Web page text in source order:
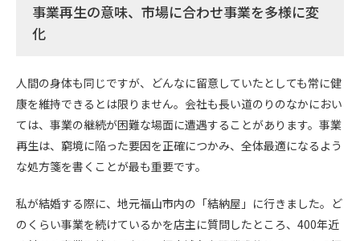
事業再生の意味、市場に合わせ事業を多様に変
化
人間の身体も同じですが、どんなに留意していたとしても常に健
康を維持できるとは限りません。会社も長い道のりのなかにおい
ては、事業の継続が困難な場面に遭遇することがあります。事業
再生は、窮境に陥った要因を正確につかみ、全体最適になるよう
な処方箋を書くことが最も重要です。
私が結婚する際に、地元福山市内の「結納屋」に行きました。ど
のくらい事業を続けているかを店主に質問したところ、400年近